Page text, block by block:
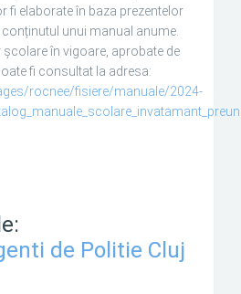
fi elaborate în baza prezentelor
unui manual anume.
în vigoare, aprobate de
fi consultat la adresa:
rocnee/fisiere/manuale/2024-
de Politie Cluj